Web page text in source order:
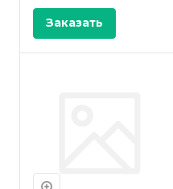
Заказать